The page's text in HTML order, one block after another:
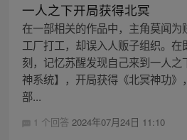
一人之下开局获得北冥
在一部相关的作品中，主角莫闻
工厂打工，却误入人贩子组织。
刻，记忆苏醒发现自己来到一人
神系统】，开局获得《北冥神功》
部...
1 个回答 2024年07月24日 11:10